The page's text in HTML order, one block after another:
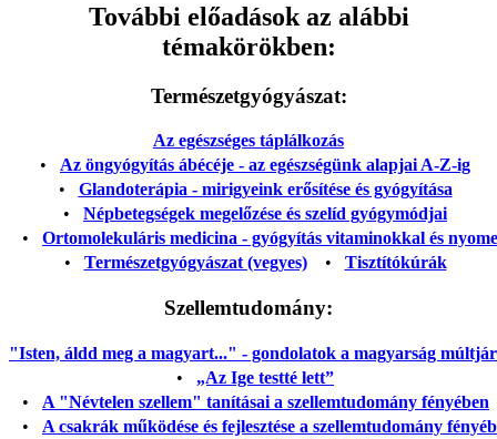
További előadások az alábbi
témakörökben:
Természetgyógyászat:
Az egészséges táplálkozás
• Az öngyógyítás ábécéje - az egészségünk alapjai A-Z-ig
• Glandoterápia - mirigyeink erősítése és gyógyítása
• Népbetegségek megelőzése és szelíd gyógymódjai
• Ortomolekuláris medicina - gyógyítás vitaminokkal és
• Természetgyógyászat (vegyes)• Tisztítókúrák
Szellemtudomány:
"Isten, áldd meg a magyart..." - gondolatok a magyarság
• „Az Ige testté lett”
• A "Névtelen szellem" tanításai a szellemtudomány fényében
• A csakrák működése és fejlesztése a szellemtudomány